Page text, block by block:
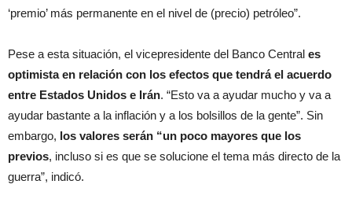
‘premio’ más permanente en el nivel de (precio) petróleo”.
Pese a esta situación, el vicepresidente del Banco Central es
optimista en relación con los efectos que tendrá el acuerdo
entre Estados Unidos e Irán. “Esto va a ayudar mucho y va a
ayudar bastante a la inflación y a los bolsillos de la gente”. Sin
embargo, los valores serán “un poco mayores que los
previos, incluso si es que se solucione el tema más directo de la
guerra”, indicó.